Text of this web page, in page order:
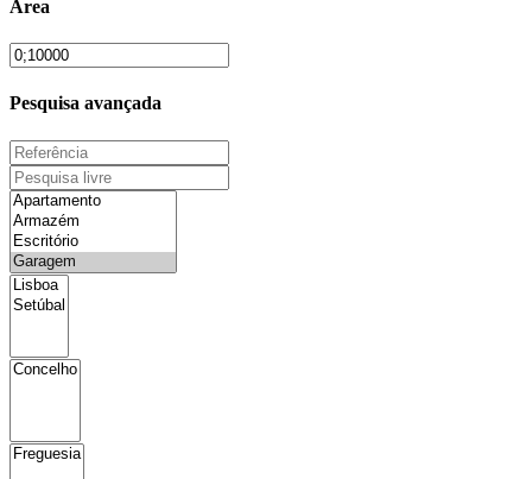
Área
Pesquisa avançada